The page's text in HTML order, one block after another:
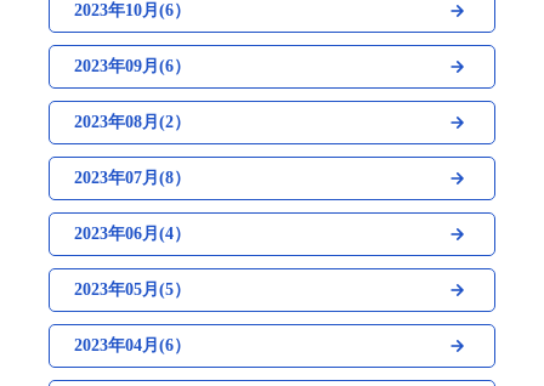
2023年10月(6）
2023年09月(6）
2023年08月(2）
2023年07月(8）
2023年06月(4）
2023年05月(5）
2023年04月(6）